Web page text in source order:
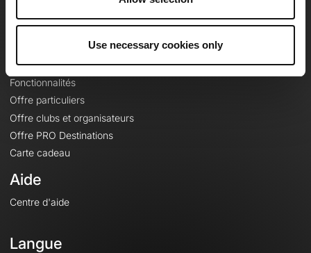
Use necessary cookies only
Le Mag'
Fonds de cartes topographiques
Fonctionnalités
Offre particuliers
Offre clubs et organisateurs
Offre PRO Destinations
Carte cadeau
Aide
Centre d'aide
Langue